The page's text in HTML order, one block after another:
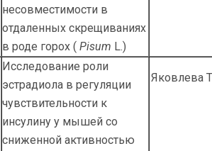
несовместимости в
отдаленных скрещиваниях
в роде горох ( Pisum L.)
Исследование роли
эстрадиола в регуляции
чувствительности к
инсулину у мышей со
сниженной активностью
Яковлева